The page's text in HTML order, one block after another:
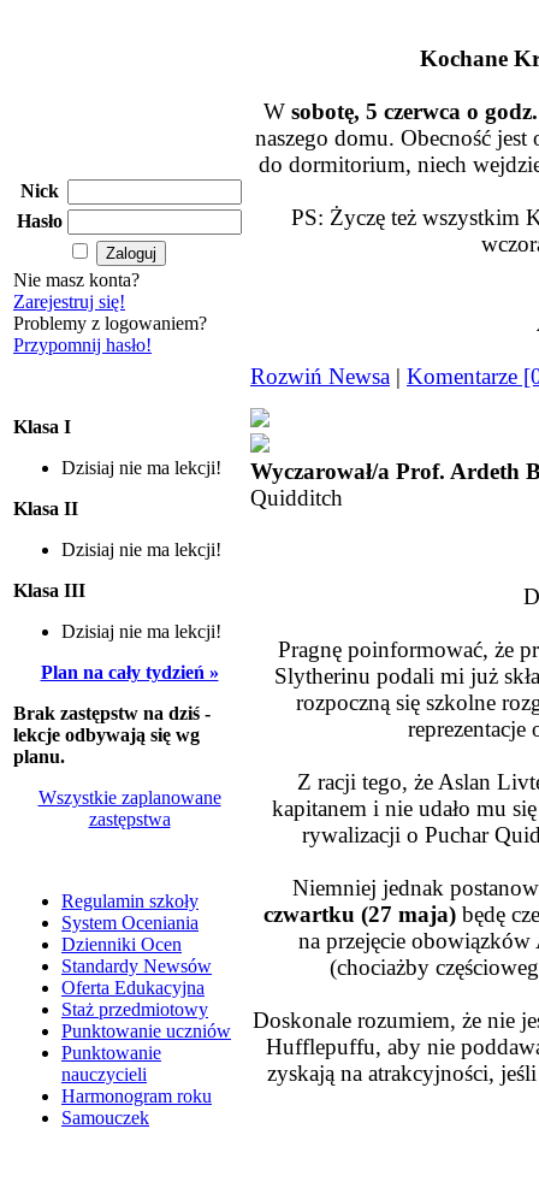
Nick
Hasło
Nie masz konta?
Zarejestruj się!
Problemy z logowaniem?
Przypomnij hasło!
Klasa I
Dzisiaj nie ma lekcji!
Klasa II
Dzisiaj nie ma lekcji!
Klasa III
Dzisiaj nie ma lekcji!
Plan na cały tydzień »
Brak zastępstw na dziś -
lekcje odbywają się wg
planu.
Wszystkie zaplanowane
zastępstwa
Regulamin szkoły
System Oceniania
Dzienniki Ocen
Standardy Newsów
Oferta Edukacyjna
Staż przedmiotowy
Punktowanie uczniów
Punktowanie
nauczycieli
Harmonogram roku
Samouczek
Kochane
W sobotę, 5 czerwca o
naszego domu. Obecność
do dormitorium, niech
PS: Życzę też wszystkim
Rozwiń Newsa | Komentarze
Wyczarował/a Prof. Ardeth
Quidditch
Pragnę poinformować, że
Slytherinu podali mi już
rozpoczną się szkolne
reprezentacje
Z racji tego, że Aslan
kapitanem i nie udało mu
rywalizacji o Puchar
Niemniej jednak
czwartku (27 maja)będę
na przejęcie obowiązków
(chociażby
Doskonale rozumiem, że nie
Hufflepuffu, aby nie
zyskają na atrakcyjności,